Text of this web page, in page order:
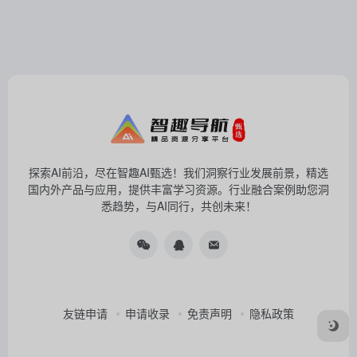
探索AI前沿，尽在智趣AI甄选！我们洞察行业发展前景，精选
国内外产品与应用，提供丰富学习资源。行业融合案例助您洞
悉趋势，与AI同行，共创未来！
友链申请 申请收录 免责声明 隐私政策